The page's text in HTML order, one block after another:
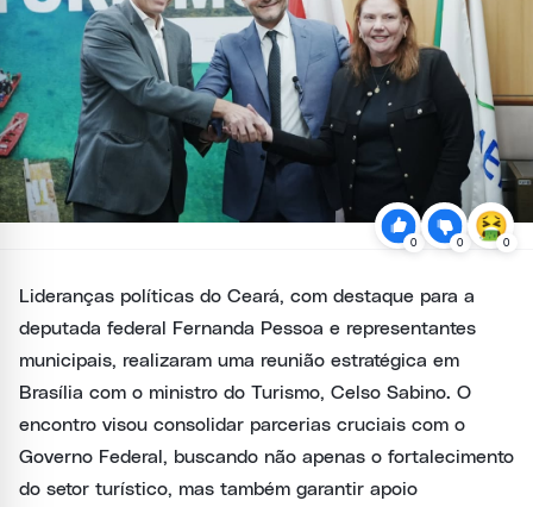
0 0 0
Lideranças políticas do Ceará, com destaque para a
deputada federal Fernanda Pessoa e representantes
municipais, realizaram uma reunião estratégica em
Brasília com o ministro do Turismo, Celso Sabino. O
encontro visou consolidar parcerias cruciais com o
Governo Federal, buscando não apenas o fortalecimento
do setor turístico, mas também garantir apoio